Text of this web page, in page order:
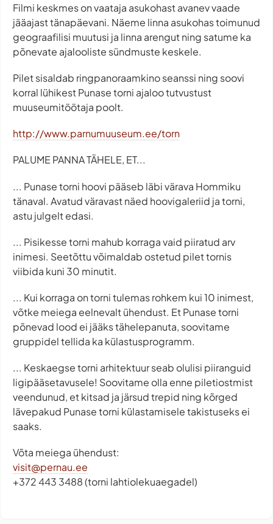
Filmi keskmes on vaataja asukohast avanev vaade
jääajast tänapäevani. Näeme linna asukohas toimunud
geograafilisi muutusi ja linna arengut ning satume ka
põnevate ajalooliste sündmuste keskele.
Pilet sisaldab ringpanoraamkino seanssi ning soovi
korral lühikest Punase torni ajaloo tutvustust
muuseumitöötaja poolt.
http://www.parnumuuseum.ee/torn
PALUME PANNA TÄHELE, ET...
... Punase torni hoovi pääseb läbi värava Hommiku
tänaval. Avatud väravast näed hoovigaleriid ja torni,
astu julgelt edasi.
... Pisikesse torni mahub korraga vaid piiratud arv
inimesi. Seetõttu võimaldab ostetud pilet tornis
viibida kuni 30 minutit.
... Kui korraga on torni tulemas rohkem kui 10 inimest,
võtke meiega eelnevalt ühendust. Et Punase torni
põnevad lood ei jääks tähelepanuta, soovitame
gruppidel tellida ka külastusprogramm.
... Keskaegse torni arhitektuur seab olulisi piiranguid
ligipääsetavusele! Soovitame olla enne piletiostmist
veendunud, et kitsad ja järsud trepid ning kõrged
lävepakud Punase torni külastamisele takistuseks ei
saaks.
Võta meiega ühendust:
visit@pernau.ee
+372 443 3488 (torni lahtiolekuaegadel)